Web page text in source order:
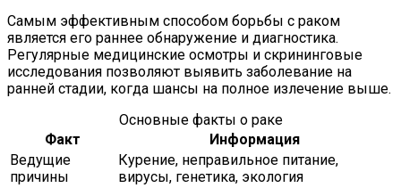
Самым эффективным способом борьбы с раком
является его раннее обнаружение и диагностика.
Регулярные медицинские осмотры и скрининговые
исследования позволяют выявить заболевание на
ранней стадии, когда шансы на полное излечение выше.
Основные факты о раке
Факт
Информация
Ведущие
причины
Курение, неправильное питание,
вирусы, генетика, экология